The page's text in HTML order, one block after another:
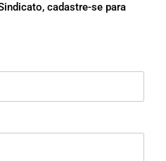
cadastre-se para